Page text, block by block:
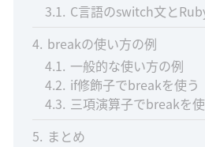
3.1 C言語のswitch文と
4 breakの使い方の例
4.1 一般的な使い方の例
4.2 if修飾子でbreakを使う
4.3 三項演算子でbreakを
5 まとめ